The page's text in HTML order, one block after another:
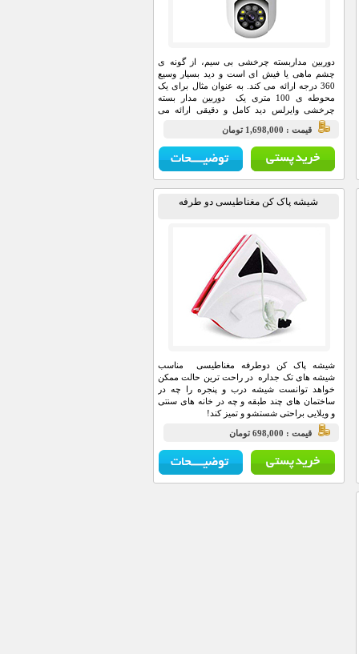
دوربین مداربسته چرخشی بی سیم، از گونه ی
چشم ماهی یا فیش ای است و دید بسیار وسیع
360 درجه ارائه می کند. به عنوان مثال برای یک
محوطه ی 100 متری یک دوربین مدار بسته
چرخشی وایرلس دید کامل و دقیقی ارائه می
دهد.
قيمت : 1,698,000 تومان
شیشه پاک کن مغناطیسی دو طرفه
شیشه پاک کن دوطرفه مغناطیسی مناسب
شیشه های تک جداره در راحت ترین حالت ممکن
خواهد توانست شیشه درب و پنجره را چه در
ساختمان های چند طبقه و چه در خانه های سنتی
و ویلایی براحتی شستشو و تمیز کند!
قيمت : 698,000 تومان